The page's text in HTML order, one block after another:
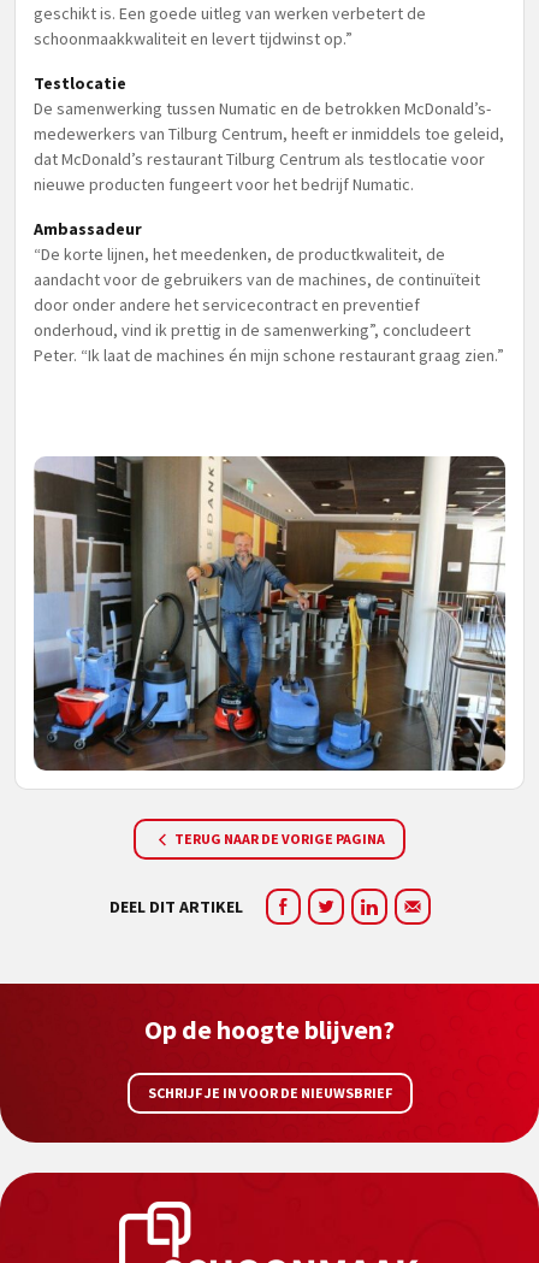
geschikt is. Een goede uitleg van werken verbetert de
schoonmaakkwaliteit en levert tijdwinst op.”
Testlocatie
De samenwerking tussen Numatic en de betrokken McDonald’s-
medewerkers van Tilburg Centrum, heeft er inmiddels toe geleid,
dat McDonald’s restaurant Tilburg Centrum als testlocatie voor
nieuwe producten fungeert voor het bedrijf Numatic.
Ambassadeur
“De korte lijnen, het meedenken, de productkwaliteit, de
aandacht voor de gebruikers van de machines, de continuïteit
door onder andere het servicecontract en preventief
onderhoud, vind ik prettig in de samenwerking”, concludeert
Peter. “Ik laat de machines én mijn schone restaurant graag zien.”
TERUG NAAR DE VORIGE PAGINA
DEEL DIT ARTIKEL
Op de hoogte blijven?
SCHRIJF JE IN VOOR DE NIEUWSBRIEF